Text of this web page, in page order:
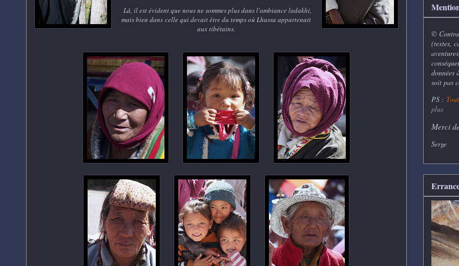
Là, il est évident que nous ne sommes plus dans l'ambiance ladakhi,
mais bien dans celle qui devait être du temps où Lhassa appartenait
aux tibétains.
©
(textes,
données
soit pas
PS :
plus
Merci
Serge